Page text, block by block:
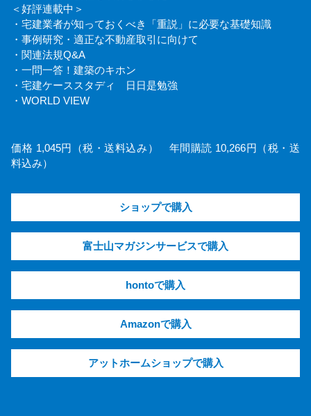
＜好評連載中＞
・宅建業者が知っておくべき「重説」に必要な基礎知識
・事例研究・適正な不動産取引に向けて
・関連法規Q&A
・一問一答！建築のキホン
・宅建ケーススタディ 日日是勉強
・WORLD VIEW
価格 1,045円（税・送料込み） 年間購読 10,266円（税・送
料込み）
ショップで購入
富士山マガジンサービスで購入
hontoで購入
Amazonで購入
アットホームショップで購入